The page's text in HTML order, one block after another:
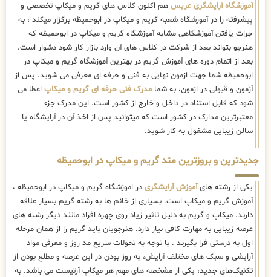
آموزشگاه آرایشگری عریس هم اکنون کلاس های گریم و میکاپ تخصصی و
پیشرفته را در آموزشگاه شعبه گریم و میکاپ در ابوحمیظه برگزار میکند ، به
جرات یافتن آموزشگاهی مشابه آموزشگاه گریم و میکاپ در ابوحمیظه که
هنرجو بتواند بعد از شرکت در کلاس های آن وارد بازار کار شود دشوار است.
بعد از اتمام دوره های آموزش گریم در بهترین آموزشگاه گریم و میکاپ در
ابوحمیظه شما جهت ازمون نهایی به فنی و حرفه ای معرفی می شوید. پس از
آزمون و قبولی در ازمون، به شما مدرک فنی حرفه ای گریم و میکاپ اعطا می
شود که قابل استناد در داخل و خارج از کشور است. این مدرک جزء
معتبرترین مدارک در کشور است که میتوانید پس از اخذ آن در آرایشگاه یا
سالن زیبایی مشغول به کار شوید.
جدیدترین و بروزترین متد گریم و میکاپ در ابوحمیظه
یکی از رشته هایآموزش آرایشگری در اموزشگاه گریم و میکاپ در ابوحمیظه ،
آموزش گریم و میکاپ است. بسیاری از خانم ها به رشته گریم بسیار علاقه
دارند. میکاپ و گریم به دلیل تاثیر زیاد روی چهره افراد مانند دیگر رشته های
عرصه زیبایی به مهارت کافی نیاز دارد. هنرجویان باید گریم را از همان مرحله
اول به درستی فرا بگیرند . با توجه به تحولات سریع مد روز و معرفی مواد
آرایشی و سبک های مختلف آرایش، به روز بودن در این عرصه و مطلع بودن از
تکنیک‌های جدید، یکی از مشخصه های مهم هر میکاپ آرتیست می باشد. به